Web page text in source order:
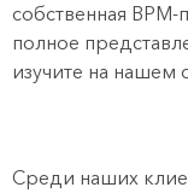
собственная
полное
изучите на
Среди наших